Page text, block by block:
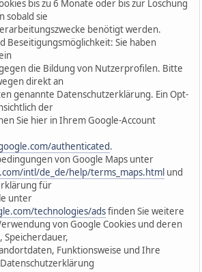
bis zu 6 Monate oder bis zur Löschung
sobald sie
benötigt werden.
Beseitigungsmöglichkeit: Sie haben
die Bildung von Nutzerprofilen. Bitte
direkt an
genannte Datenschutzerklärung. Ein Opt-
der
Sie hier in Ihrem Google-Account
authenticated.
von Google Maps unter
intl/de_de/help/terms_maps.html und
für
unter
technologies/adsfinden Sie weitere
von Google Cookies und deren
Funktionsweise und Ihre